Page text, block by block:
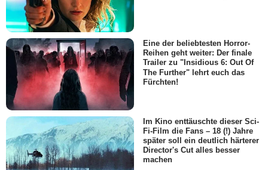
Eine der beliebtesten Horror-
Reihen geht weiter: Der finale
Trailer zu "Insidious 6: Out Of
The Further" lehrt euch das
Fürchten!
Im Kino enttäuschte dieser Sci-
Fi-Film die Fans – 18 (!) Jahre
später soll ein deutlich härterer
Director's Cut alles besser
machen